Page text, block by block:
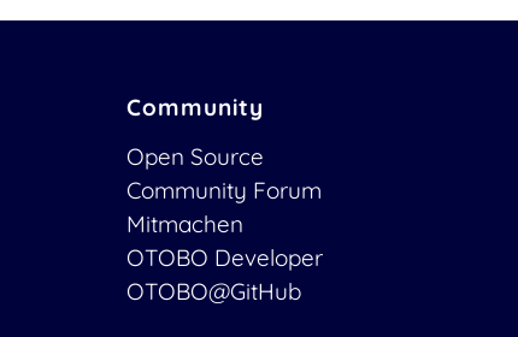
Community
Open Source
Community Forum
Mitmachen
OTOBO Developer
OTOBO@GitHub